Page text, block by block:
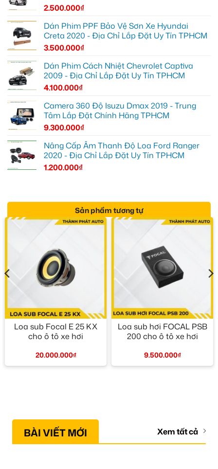
2.500.000₫
Dán Phim PPF Bảo Vệ Sơn Xe Hyundai
Creta 2020 - Địa Chỉ Lắp Đặt Uy Tín TPHCM
3.500.000₫
Dán Phim Cách Nhiệt Chevrolet Captiva
2009 - Địa Chỉ Lắp Đặt Uy Tín TPHCM
4.100.000₫
Camera 360 Độ Isuzu Dmax 2019 - Trung
Tâm Lắp Đặt Chính Hãng TPHCM
9.300.000₫
Nâng Cấp Âm Thanh Độ Loa Ford Ranger
2020 - Địa Chỉ Lắp Đặt Uy Tín TPHCM
1.200.000₫
Sản phẩm tương tự
Loa sub Focal E 25 KX
cho ô tô xe hơi
20.000.000₫
Loa sub hơi FOCAL PSB
200 cho ô tô xe hơi
9.500.000₫
BÀI VIẾT MỚI Xem tất cả